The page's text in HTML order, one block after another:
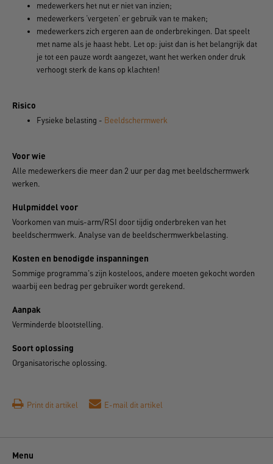
medewerkers het nut er niet van inzien;
medewerkers ‘vergeten’ er gebruik van te maken;
medewerkers zich ergeren aan de onderbrekingen. Dat speelt
met name als je haast hebt. Let op: juist dan is het belangrijk dat
je tot een pauze wordt aangezet, want het werken onder druk
verhoogt sterk de kans op klachten!
Risico
Fysieke belasting - Beeldschermwerk
Voor wie
Alle medewerkers die meer dan 2 uur per dag met beeldschermwerk
werken.
Hulpmiddel voor
Voorkomen van muis-arm/RSI door tijdig onderbreken van het
beeldschermwerk. Analyse van de beeldschermwerkbelasting.
Kosten en benodigde inspanningen
Sommige programma's zijn kosteloos, andere moeten gekocht worden
waarbij een bedrag per gebruiker wordt gerekend.
Aanpak
Verminderde blootstelling.
Soort oplossing
Organisatorische oplossing.
Print dit artikel E-mail dit artikel
Menu